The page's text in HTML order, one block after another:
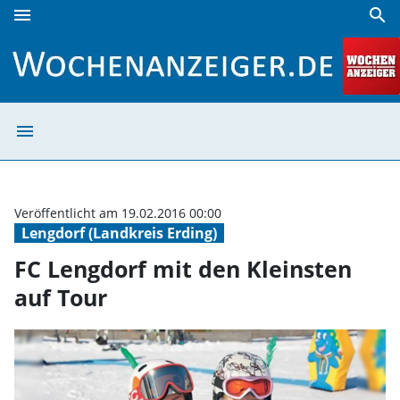
menu search
menu
Lengdorf (Landkreis Erding)
Veröffentlicht am 19.02.2016 00:00
FC Lengdorf mit den Kleinsten
auf Tour